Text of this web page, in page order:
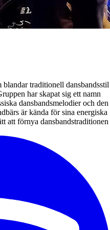
blandar traditionell dansbandsstil
har skapat sig ett namn
dansbandsmelodier och den
är kända för sina energiska
att förnya dansbandstraditionen